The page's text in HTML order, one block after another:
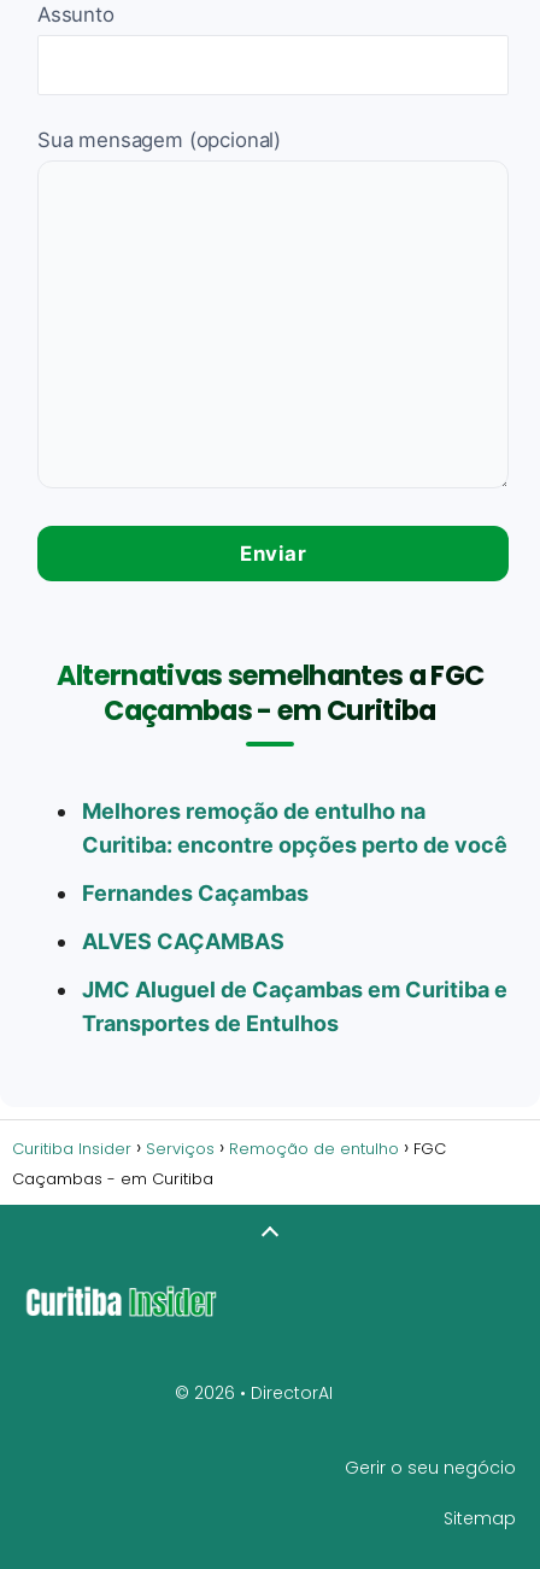
Assunto
Sua mensagem (opcional)
Alternativas semelhantes a FGC
Caçambas - em Curitiba
Melhores remoção de entulho na
Curitiba: encontre opções perto de você
Fernandes Caçambas
ALVES CAÇAMBAS
JMC Aluguel de Caçambas em Curitiba e
Transportes de Entulhos
Curitiba Insider Serviços Remoção de entulho
FGC
Caçambas - em Curitiba
© 2026 • DirectorAI
Gerir o seu negócio
Sitemap